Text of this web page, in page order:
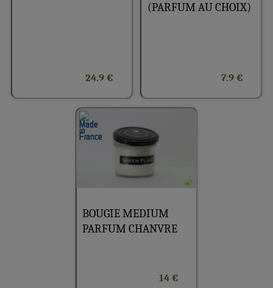
24.9 €
(PARFUM AU CHOIX)
7.9 €
BOUGIE MEDIUM
PARFUM CHANVRE
14 €